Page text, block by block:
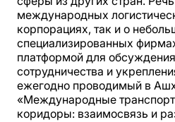
международных
корпорациях, так и о
специализированных
платформой для
сотрудничества и
ежегодно проводимый в
«Международные
коридоры: взаимосвязь и